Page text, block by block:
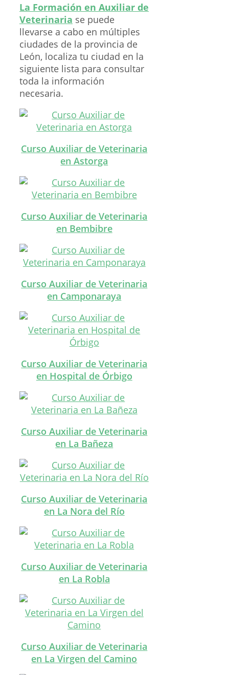
La Formación en Auxiliar de
Veterinaria se puede
llevarse a cabo en múltiples
ciudades de la provincia de
León, localiza tu ciudad en la
siguiente lista para consultar
toda la información
necesaria.
Curso Auxiliar de Veterinaria
en Astorga
Curso Auxiliar de Veterinaria
en Bembibre
Curso Auxiliar de Veterinaria
en Camponaraya
Curso Auxiliar de Veterinaria
en Hospital de Órbigo
Curso Auxiliar de Veterinaria
en La Bañeza
Curso Auxiliar de Veterinaria
en La Nora del Río
Curso Auxiliar de Veterinaria
en La Robla
Curso Auxiliar de Veterinaria
en La Virgen del Camino